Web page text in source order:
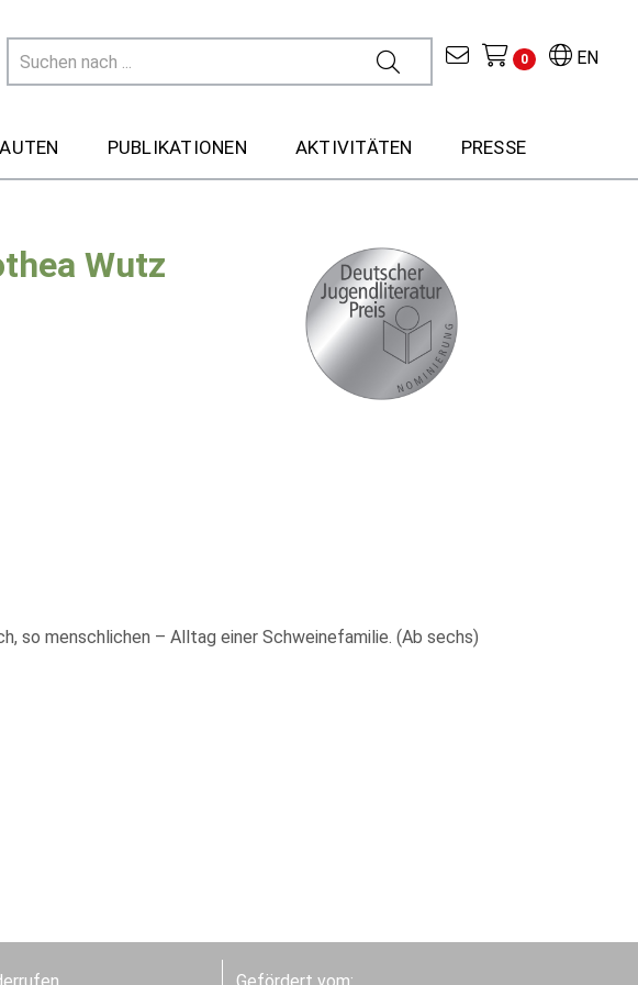
EN
0
PUBLIKATIONEN AKTIVITÄTEN PRESSE
Wutz
so menschlichen – Alltag einer Schweinefamilie. (Ab sechs)